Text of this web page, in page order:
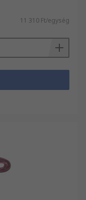
11 310 Ft/egység